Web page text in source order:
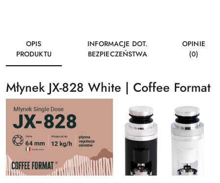
OPIS
PRODUKTU
INFORMACJE DOT.
BEZPIECZEŃSTWA
OPINIE
(0)
Młynek JX-828 White | Coffee Format